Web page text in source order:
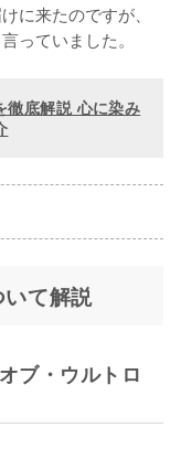
に来たのですが、
っていました。
徹底解説 心に染み
て解説
ブ・ウルトロ